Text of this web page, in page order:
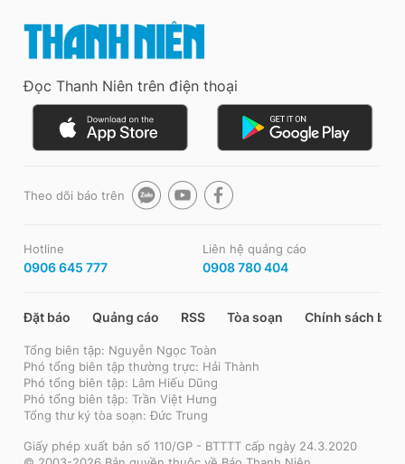
Đọc Thanh Niên trên điện thoại
Theo dõi báo trên
Hotline
0906 645 777
Liên hệ quảng cáo
0908 780 404
Đặt báo Quảng cáo RSS Tòa soạn Chính sách bảo
Tổng biên tập: Nguyễn Ngọc Toàn
Phó tổng biên tập thường trực: Hải Thành
Phó tổng biên tập: Lâm Hiếu Dũng
Phó tổng biên tập: Trần Việt Hưng
Tổng thư ký tòa soạn: Đức Trung
Giấy phép xuất bản số 110/GP - BTTTT cấp ngày 24.3.2020